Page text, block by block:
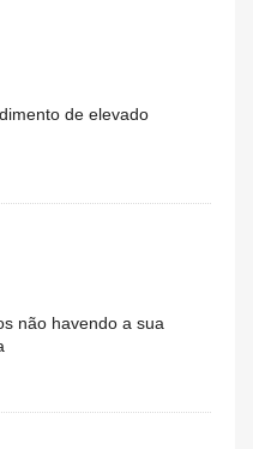
de elevado
não havendo a sua